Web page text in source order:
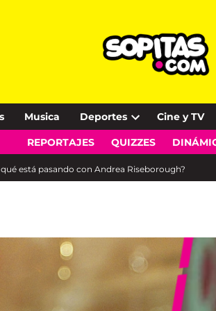
Musica Deportes
Open
dropdown
Cine y TV
REPORTAJES QUIZZES
está pasando con Andrea Riseborough?